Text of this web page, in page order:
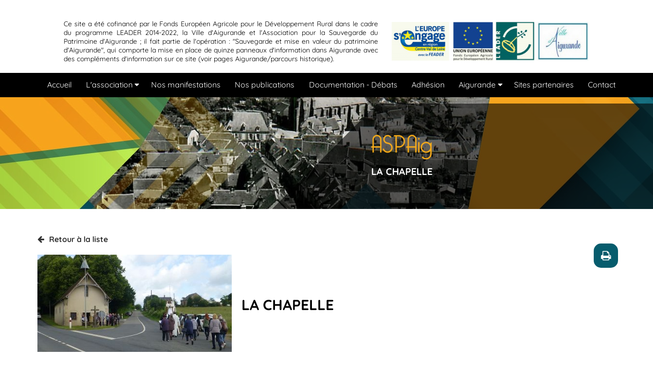
Ce site a été cofinancé par le Fonds Européen Agricole pour le Développement Rural dans le cadre
du programme LEADER 2014-2022, la Ville d'Aigurande et l'Association pour la Sauvegarde du
Patrimoine d'Aigurande ; il fait partie de l'opération : "Sauvegarde et mise en valeur du patrimoine
d'Aigurande", qui comporte la mise en place de quinze panneaux d'information dans Aigurande avec
des compléments d'information sur ce site (voir pages Aigurande/parcours historique).
LA CHAPELLE
Accueil L'association Nos manifestations Nos publications Documentation - Débats Adhésion Aigurande Sites partenaires Contact
Retour à la liste
LA CHAPELLE